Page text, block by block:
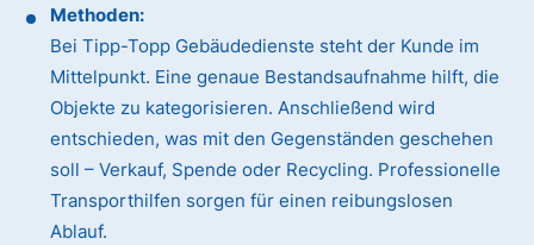
Methoden:
Bei Tipp-Topp Gebäudedienste steht der Kunde im
Mittelpunkt. Eine genaue Bestandsaufnahme hilft, die
Objekte zu kategorisieren. Anschließend wird
entschieden, was mit den Gegenständen geschehen
soll – Verkauf, Spende oder Recycling. Professionelle
Transporthilfen sorgen für einen reibungslosen
Ablauf.